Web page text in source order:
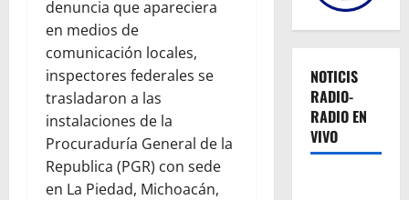
denuncia que apareciera
en medios de
comunicación locales,
inspectores federales se
trasladaron a las
instalaciones de la
Procuraduría General de la
Republica (PGR) con sede
en La Piedad, Michoacán,
NOTICIS
RADIO-
RADIO EN
VIVO